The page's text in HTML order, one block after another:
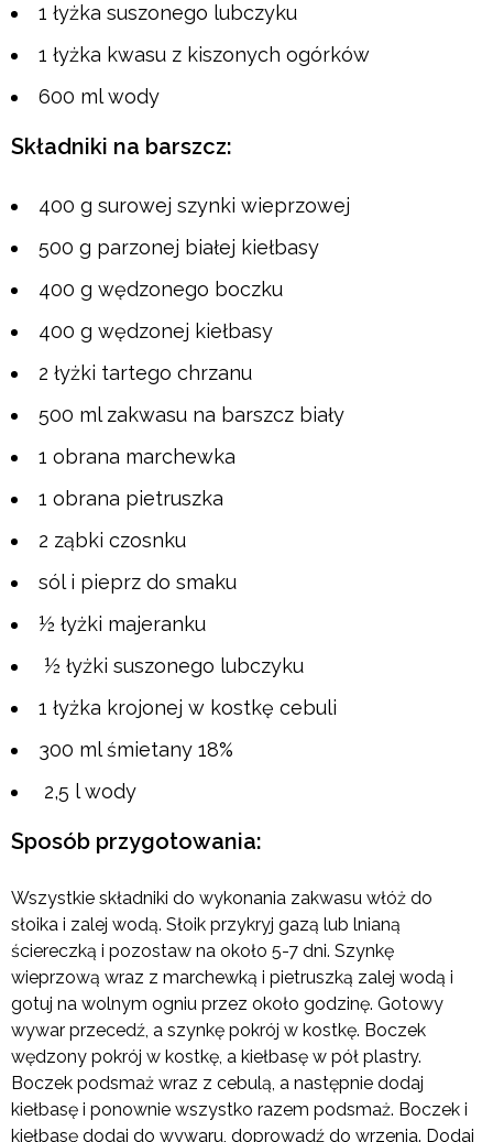
1 łyżka suszonego lubczyku
1 łyżka kwasu z kiszonych ogórków
600 ml wody
Składniki na barszcz:
400 g surowej szynki wieprzowej
500 g parzonej białej kiełbasy
400 g wędzonego boczku
400 g wędzonej kiełbasy
2 łyżki tartego chrzanu
500 ml zakwasu na barszcz biały
1 obrana marchewka
1 obrana pietruszka
2 ząbki czosnku
sól i pieprz do smaku
½ łyżki majeranku
½ łyżki suszonego lubczyku
1 łyżka krojonej w kostkę cebuli
300 ml śmietany 18%
2,5 l wody
Sposób przygotowania:
Wszystkie składniki do wykonania zakwasu włóż do
słoika i zalej wodą. Słoik przykryj gazą lub lnianą
ściereczką i pozostaw na około 5-7 dni. Szynkę
wieprzową wraz z marchewką i pietruszką zalej wodą i
gotuj na wolnym ogniu przez około godzinę. Gotowy
wywar przecedź, a szynkę pokrój w kostkę. Boczek
wędzony pokrój w kostkę, a kiełbasę w pół plastry.
Boczek podsmaż wraz z cebulą, a następnie dodaj
kiełbasę i ponownie wszystko razem podsmaż. Boczek i
kiełbasę dodaj do wywaru, doprowadź do wrzenia. Dodaj